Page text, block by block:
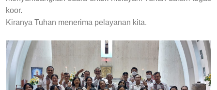
koor.
Kiranya Tuhan menerima pelayanan kita.